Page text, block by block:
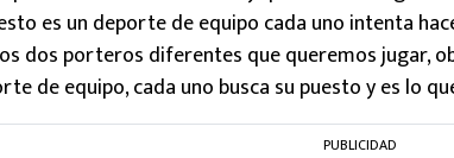
es un deporte de equipo cada uno intenta
dos porteros diferentes que queremos jugar,
de equipo, cada uno busca su puesto y es lo
PUBLICIDAD